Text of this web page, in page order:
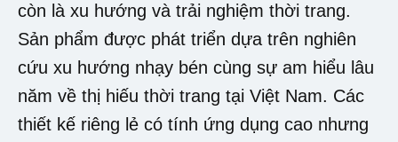
còn là xu hướng và trải nghiệm thời trang.
Sản phẩm được phát triển dựa trên nghiên
cứu xu hướng nhạy bén cùng sự am hiểu lâu
năm về thị hiếu thời trang tại Việt Nam. Các
thiết kế riêng lẻ có tính ứng dụng cao nhưng